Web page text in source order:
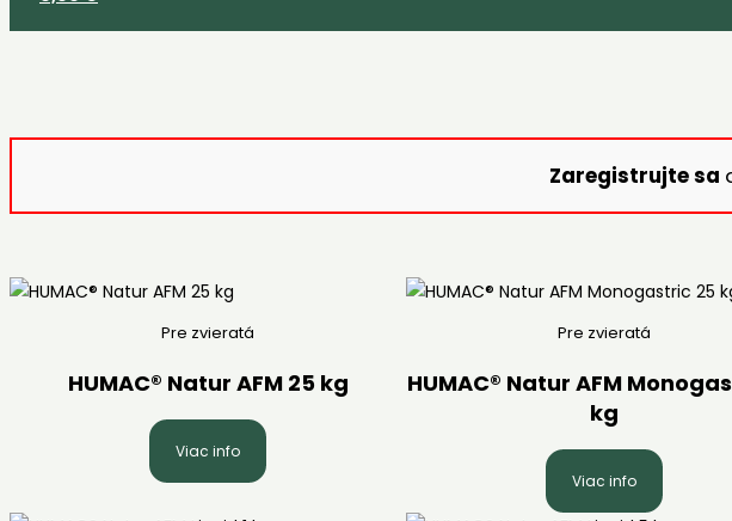
close
Zaregistrujte sa
Pre zvieratá
HUMAC® Natur AFM 25 kg
Viac info
Pre zvieratá
HUMAC® Natur AFM
kg
Viac info